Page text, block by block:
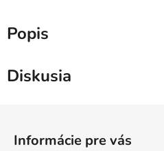
Popis
Diskusia
Informácie pre vás